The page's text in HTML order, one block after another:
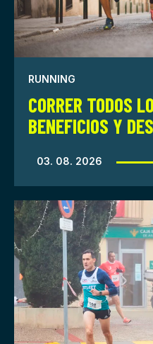
RUNNING
CORRER TODOS
BENEFICIOS Y
03. 08. 2026